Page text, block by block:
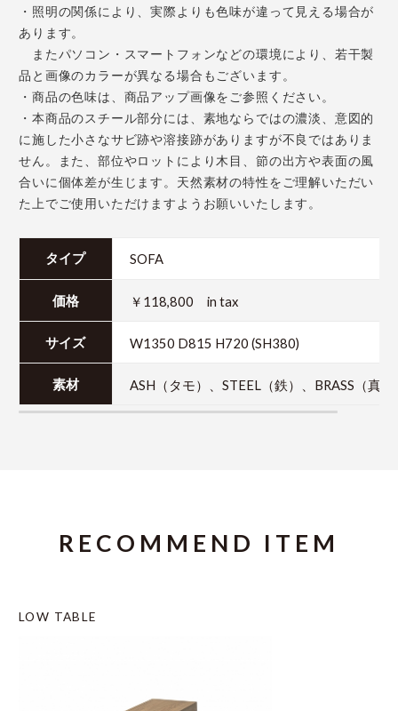
・照明の関係により、実際よりも色味が違って見える場合が
あります。
またパソコン・スマートフォンなどの環境により、若干製
品と画像のカラーが異なる場合もございます。
・商品の色味は、商品アップ画像をご参照ください。
・本商品のスチール部分には、素地ならではの濃淡、意図的
に施した小さなサビ跡や溶接跡がありますが不良ではありま
せん。また、部位やロットにより木目、節の出方や表面の風
合いに個体差が生じます。天然素材の特性をご理解いただい
た上でご使用いただけますようお願いいたします。
タイプ SOFA
価格 ￥118,800 in tax
サイズ W1350 D815 H720 (SH380)
素材 ASH（タモ）、STEEL（鉄）、BRASS（真鍮
RECOMMEND ITEM
LOW TABLE